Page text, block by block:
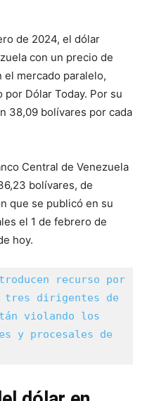
de 2024, el dólar
con un precio de
mercado paralelo,
por Dólar Today. Por su
38,09 bolívares por cada
Central de Venezuela
bolívares, de
que se publicó en su
el 1 de febrero de
hoy.
recurso por
tres dirigentes de
violando los
y procesales de